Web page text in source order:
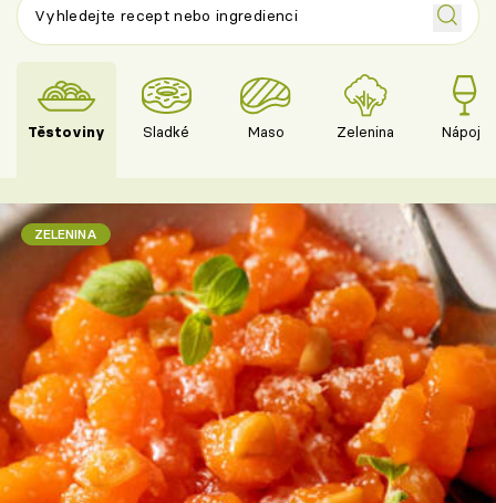
Těstoviny Sladké Maso Zelenina Nápoje
ZELENINA